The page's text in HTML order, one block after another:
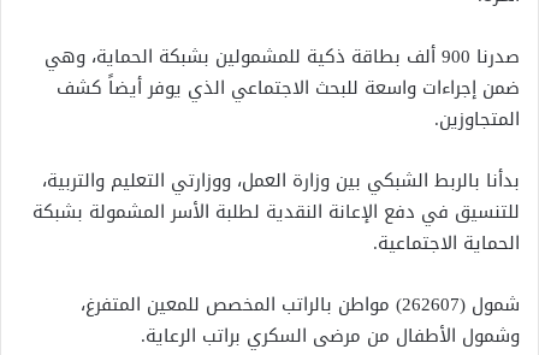
صدرنا 900 ألف بطاقة ذكية للمشمولين بشبكة الحماية، وهي
ضمن إجراءات واسعة للبحث الاجتماعي الذي يوفر أيضاً كشف
المتجاوزين.
بدأنا بالربط الشبكي بين وزارة العمل، ووزارتي التعليم والتربية،
للتنسيق في دفع الإعانة النقدية لطلبة الأسر المشمولة بشبكة
الحماية الاجتماعية.
شمول (262607) مواطن بالراتب المخصص للمعين المتفرغ،
وشمول الأطفال من مرضى السكري براتب الرعاية.